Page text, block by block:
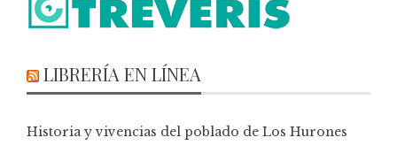
LIBRERÍA EN LÍNEA
Historia y vivencias del poblado de Los Hurones